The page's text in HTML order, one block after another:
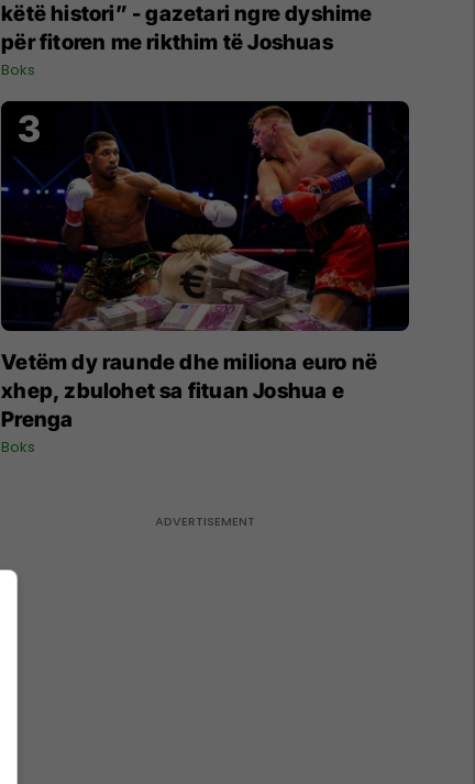
këtë histori” - gazetari ngre dyshime
për fitoren me rikthim të Joshuas
Boks
Vetëm dy raunde dhe miliona euro në
xhep, zbulohet sa fituan Joshua e
Prenga
Boks